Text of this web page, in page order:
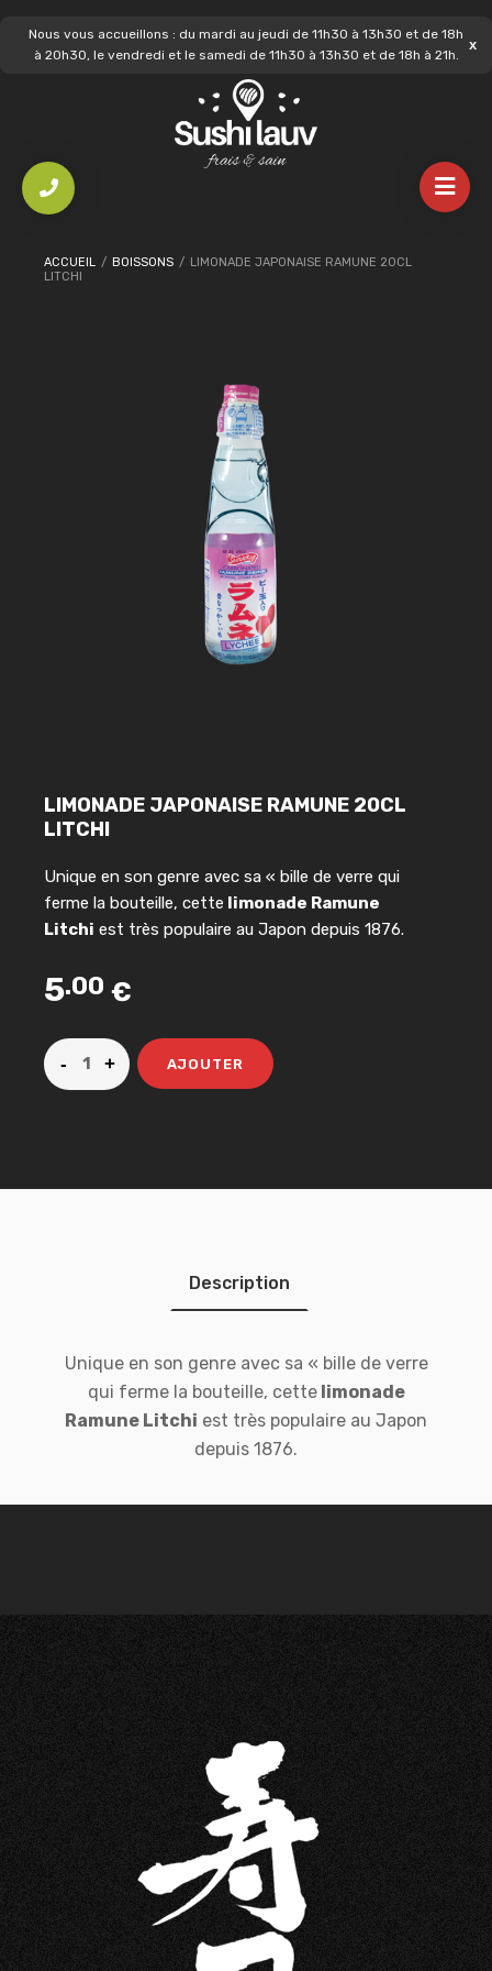
Nous vous accueillons : du mardi au jeudi de 11h30 à 13h30 et de 18h
à 20h30, le vendredi et le samedi de 11h30 à 13h30 et de 18h à 21h.
ACCUEIL / BOISSONS / LIMONADE JAPONAISE RAMUNE 20CL
LITCHI
LIMONADE JAPONAISE RAMUNE 20CL
LITCHI
Unique en son genre avec sa « bille de verre qui
ferme la bouteille, cette limonade Ramune
Litchi est très populaire au Japon depuis 1876.
5.00 €
AJOUTER
Description
Unique en son genre avec sa « bille de verre
qui ferme la bouteille, cettelimonade
Ramune Litchi est très populaire au Japon
depuis 1876.